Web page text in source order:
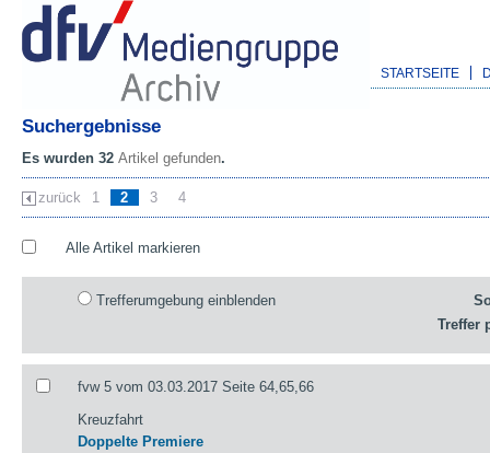
STARTSEITE
Suchergebnisse
Es wurden 32 Artikel gefunden.
zurück 1 2 3 4
Alle Artikel markieren
Trefferumgebung einblenden
Treffer
fvw 5 vom 03.03.2017 Seite 64,65,66
Kreuzfahrt
Doppelte Premiere